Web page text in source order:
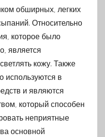
обширных, легких
Относительно
которое было
является
кожу. Также
используются в
и являются
который способен
неприятные
основной